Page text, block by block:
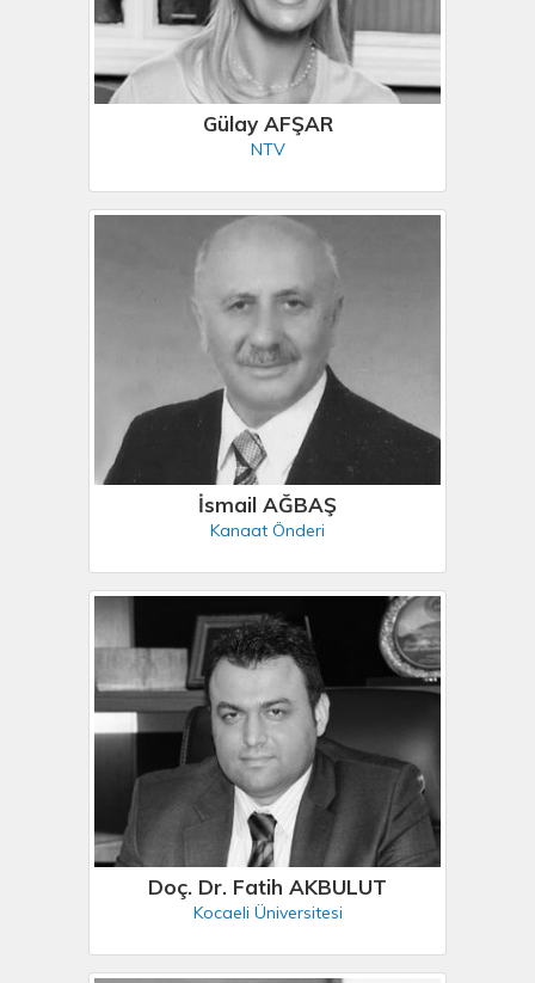
Gülay AFŞAR
NTV
İsmail AĞBAŞ
Kanaat Önderi
Doç. Dr. Fatih AKBULUT
Kocaeli Üniversitesi